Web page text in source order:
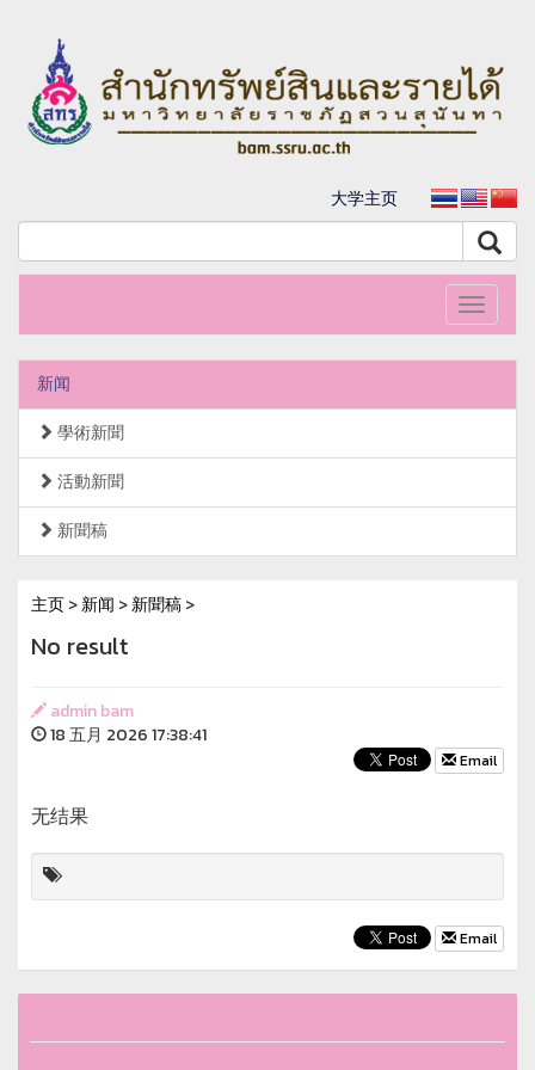
大学主页
Toggle
新闻
學術新聞
活動新聞
新聞稿
主页>新闻 >新聞稿>
No result
admin bam
18 五月 2026 17:38:41
Email
无结果
Email